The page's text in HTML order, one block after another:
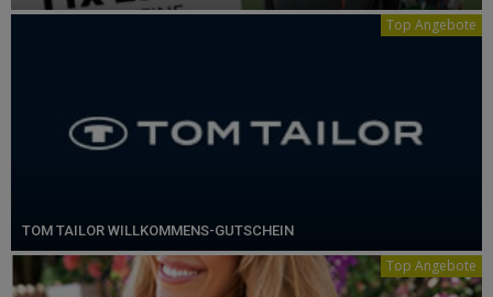
Top Angebote
TOM TAILOR WILLKOMMENS-GUTSCHEIN
Top Angebote